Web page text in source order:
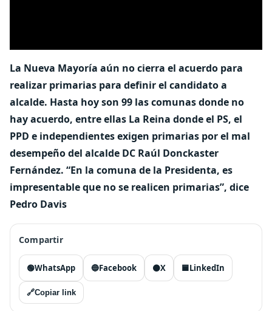
La Nueva Mayoría aún no cierra el acuerdo para
realizar primarias para definir el candidato a
alcalde. Hasta hoy son 99 las comunas donde no
hay acuerdo, entre ellas La Reina donde el PS, el
PPD e independientes exigen primarias por el mal
desempeño del alcalde DC Raúl Donckaster
Fernández. “En la comuna de la Presidenta, es
impresentable que no se realicen primarias”, dice
Pedro Davis
Compartir
🟢WhatsApp 🔵Facebook ⚫X 🟦LinkedIn
🔗Copiar link